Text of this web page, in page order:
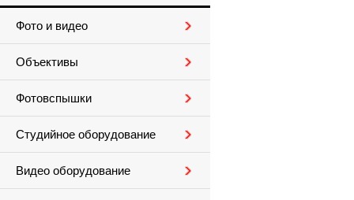
Фото и видео
Объективы
Фотовспышки
Студийное оборудование
Видео оборудование